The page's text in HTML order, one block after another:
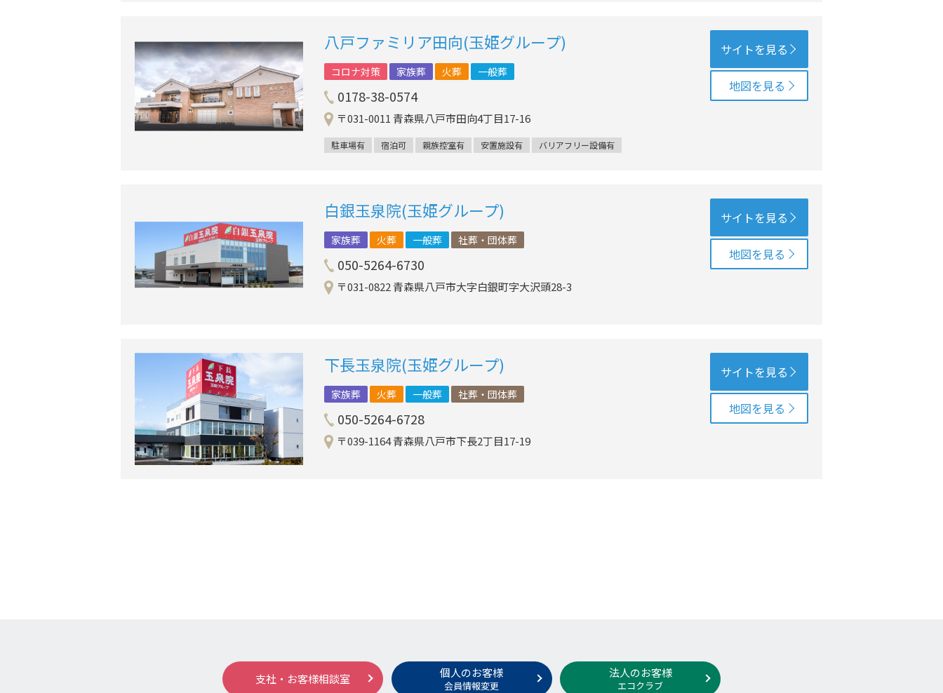
八戸ファミリア田向(玉姫グループ)
コロナ対策 家族葬 火葬 一般葬
0178-38-0574
〒031-0011 青森県八戸市田向4丁目17-16
駐車場有 宿泊可 親族控室有 安置施設有 バリアフリー設備有
サイトを見る
地図を見る
白銀玉泉院(玉姫グループ)
家族葬 火葬 一般葬 社葬・団体葬
050-5264-6730
〒031-0822 青森県八戸市大字白銀町字大沢頭28-3
サイトを見る
地図を見る
下長玉泉院(玉姫グループ)
家族葬 火葬 一般葬 社葬・団体葬
050-5264-6728
〒039-1164 青森県八戸市下長2丁目17-19
サイトを見る
地図を見る
支社・お客様相談室 個人のお客様
会員情報変更
法人のお客様
エコクラブ